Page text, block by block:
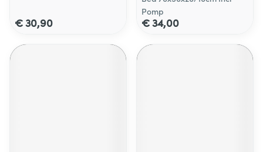
€ 30,90
Pomp
€ 34,00